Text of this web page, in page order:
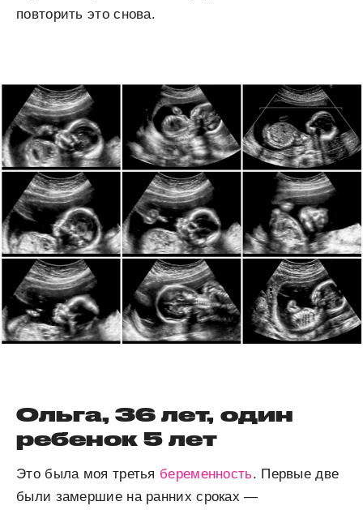
повторить это снова.
Ольга, 36 лет, один
ребенок 5 лет
Это была моя третья беременность. Первые две
были замершие на ранних сроках —